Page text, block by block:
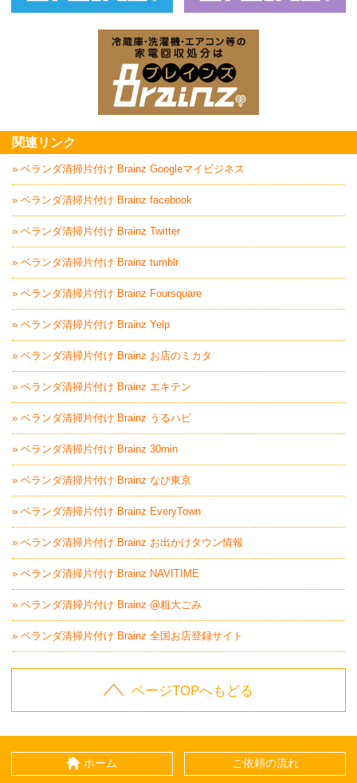
関連リンク
» ベランダ清掃片付け Brainz Googleマイビジネス
» ベランダ清掃片付け Brainz facebook
» ベランダ清掃片付け Brainz Twitter
» ベランダ清掃片付け Brainz tumblr
» ベランダ清掃片付け Brainz Foursquare
» ベランダ清掃片付け Brainz Yelp
» ベランダ清掃片付け Brainz お店のミカタ
» ベランダ清掃片付け Brainz エキテン
» ベランダ清掃片付け Brainz うるハピ
» ベランダ清掃片付け Brainz 30min
» ベランダ清掃片付け Brainz なび東京
» ベランダ清掃片付け Brainz EveryTown
» ベランダ清掃片付け Brainz お出かけタウン情報
» ベランダ清掃片付け Brainz NAVITIME
» ベランダ清掃片付け Brainz @粗大ごみ
» ベランダ清掃片付け Brainz 全国お店登録サイト
ページTOPへもどる
ホーム ご依頼の流れ